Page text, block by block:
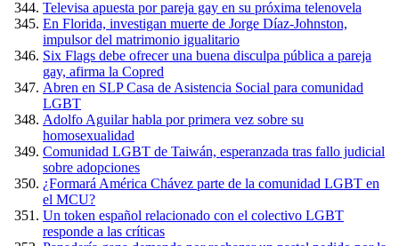
Televisa apuesta por pareja gay en su próxima telenovela
En Florida, investigan muerte de Jorge Díaz-Johnston,
impulsor del matrimonio igualitario
Six Flags debe ofrecer una buena disculpa pública a pareja
gay, afirma la Copred
Abren en SLP Casa de Asistencia Social para comunidad
LGBT
Adolfo Aguilar habla por primera vez sobre su
homosexualidad
Comunidad LGBT de Taiwán, esperanzada tras fallo judicial
sobre adopciones
¿Formará América Chávez parte de la comunidad LGBT en
el MCU?
Un token español relacionado con el colectivo LGBT
responde a las críticas